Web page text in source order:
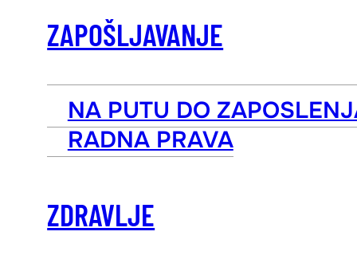
ZAPOŠLJAVANJE
NA PUTU DO
RADNA PRAVA
ZDRAVLJE